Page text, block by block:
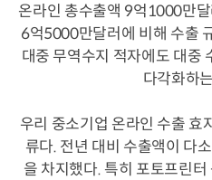
온라인 총수출액 9억1000만
6억5000만달러에 비해 수출
대중 무역수지 적자에도 대중
다각화하
우리 중소기업 온라인 수출 효
류다. 전년 대비 수출액이 다
을 차지했다. 특히 포토프린